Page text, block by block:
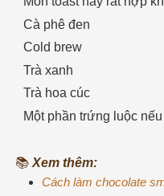
Cà phê đen
Cold brew
Trà xanh
Trà hoa cúc
Một phần trứng luộc
📚Xem thêm:
Cách làm chocolate